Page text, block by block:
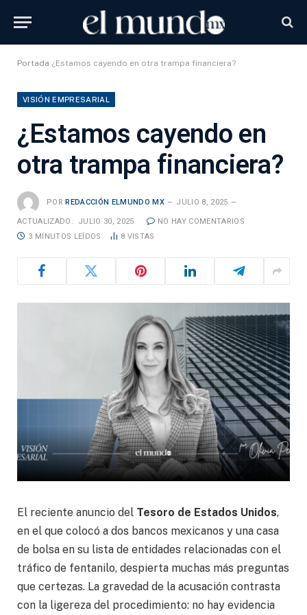
Portada ¿Estamos cayendo en otra trampa financiera?
VISIÓN EMPRESARIAL
¿Estamos cayendo en
otra trampa financiera?
POR REDACCIÓN ELMUNDO MX JULIO 8, 2025
ACTUALIZADO: JULIO 30, 2025
NO HAY COMENTARIOS
3 MINUTOS LEÍDOS
8 VISTAS
El reciente anuncio del Tesoro de Estados Unidos,
en el que colocó a dos bancos mexicanos y una casa
de bolsa en su lista de entidades relacionadas con el
tráfico de fentanilo, despierta muchas más preguntas
que certezas. La gravedad de la acusación contrasta
con la ligereza del procedimiento: no hay evidencia